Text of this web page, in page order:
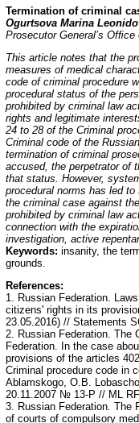
Termination of criminal
Ogurtsova Marina
Prosecutor General’s Ofﬁce
This article notes that the
measures of medical
code of criminal procedure
procedural status of the
prohibited by criminal law
rights and legitimate
24 to 28 of the Criminal
Criminal code of the
termination of criminal
accused, the perpetrator of
that status. However,
procedural norms has led
the criminal case against
prohibited by criminal law
connection with the
investigation, active
Keywords: insanity, the
grounds.
References:
1. Russian Federation.
citizens' rights in its
23.05.2016) // Statements
2. Russian Federation. The
Federation. In the case
provisions of the articles
Criminal procedure code in
Ablamskogo, О.B.
20.11.2007 № 13-P // ML
3. Russian Federation. The
of courts of compulsory